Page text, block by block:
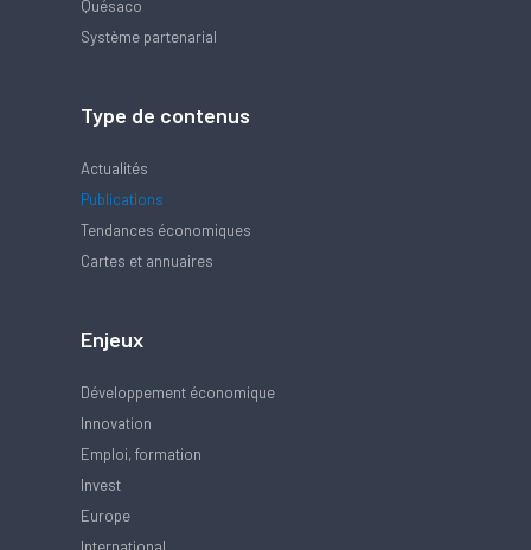
Quésaco
Système partenarial
Type de contenus
Actualités
Publications
Tendances économiques
Cartes et annuaires
Enjeux
Développement économique
Innovation
Emploi, formation
Invest
Europe